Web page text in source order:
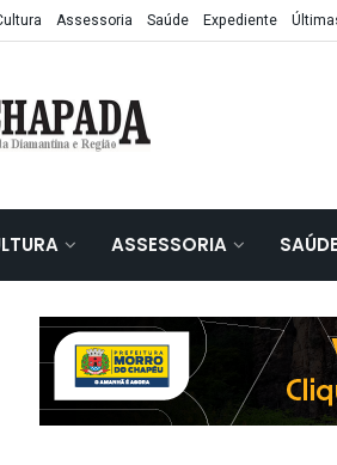
Assessoria Saúde Expediente
ASSESSORIA SAÚDE